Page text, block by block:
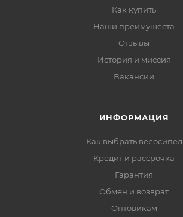
Как купить
Наши преимущеста
Отзывы
История и миссия
Вакансии
ИНФОРМАЦИЯ
Как выбрать велосипед
Кредит и рассрочка
Гарантия
Обмен и возврат
Оптовикам